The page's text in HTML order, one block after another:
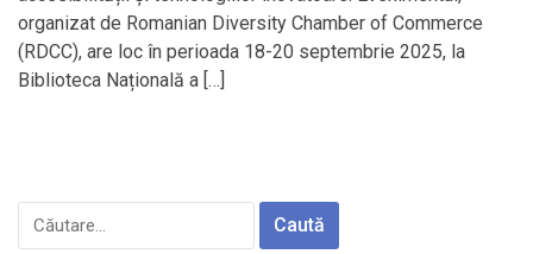
organizat de Romanian Diversity Chamber of Commerce
(RDCC), are loc în perioada 18-20 septembrie 2025, la
Biblioteca Națională a […]
Caută
după: